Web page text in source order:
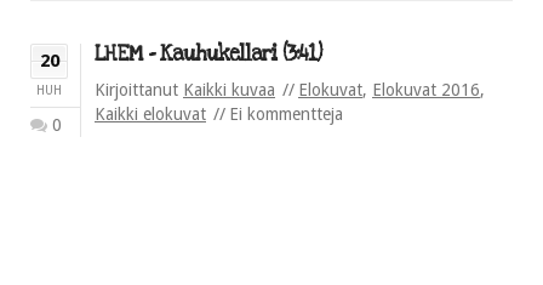
20
HUH
0
LHEM – Kauhukellari (3:41)
Kirjoittanut Kaikki kuvaa Elokuvat, Elokuvat 2016,
Kaikki elokuvat
Ei kommentteja